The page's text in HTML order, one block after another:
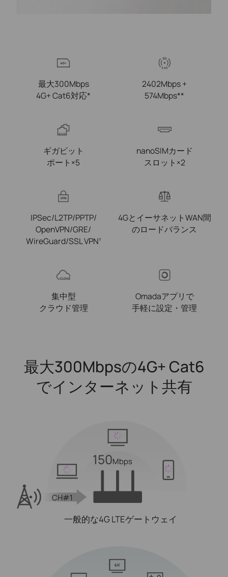
最大300Mbps
4G+ Cat6対応*
2402Mbps +
574Mbps**
ギガビット
ポート×5
nanoSIMカード
スロット×2
IPSec/L2TP/PPTP/
OpenVPN/GRE/
WireGuard/SSL VPN†
4GとイーサネットWAN間
のロードバランス
集中型
クラウド管理
Omadaアプリで
手軽に設定・管理
最大300Mbpsの4G+ Cat6
でインターネット共有
CH#1
150Mbps
一般的な4G LTEゲートウェイ